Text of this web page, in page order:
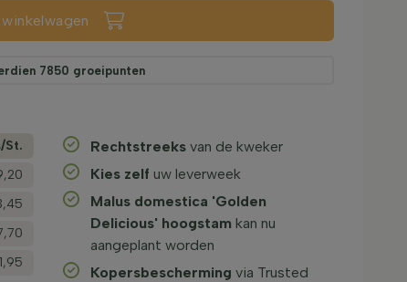
winkelwagen
7850 groeipunten
­St.
Rechtstreeks van de kweker
Kies zelf uw leverweek
Malus domestica 'Golden
Delicious' hoogstam kan nu
aangeplant worden
Kopersbescherming via Trusted